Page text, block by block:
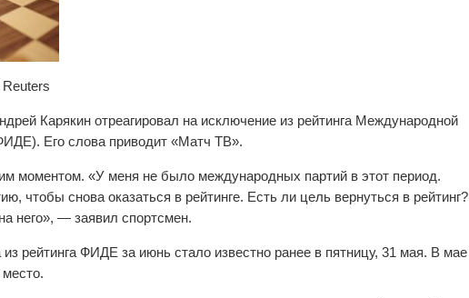
Карякин отреагировал на исключение из рейтинга Международной
Его слова приводит «Матч ТВ».
моментом. «У меня не было международных партий в этот период.
чтобы снова оказаться в рейтинге. Есть ли цель вернуться в рейтинг?
него», — заявил спортсмен.
рейтинга ФИДЕ за июнь стало известно ранее в пятницу, 31 мая. В мае